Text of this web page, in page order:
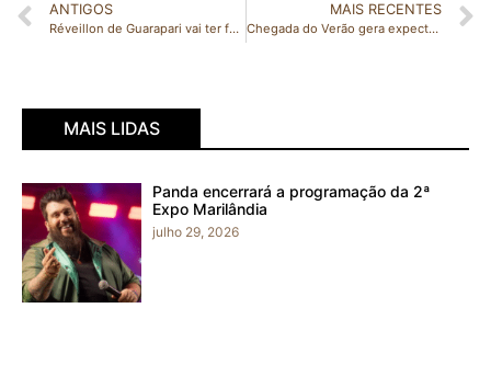
ANTIGOS
Réveillon de Guarapari vai ter feira apoiada pela Aderes
MAIS RECENTES
Chegada do Verão gera expectativa de movimentação do setor turístico no Espírito Santo
MAIS LIDAS
Panda encerrará a programação da 2ª
Expo Marilândia
julho 29, 2026